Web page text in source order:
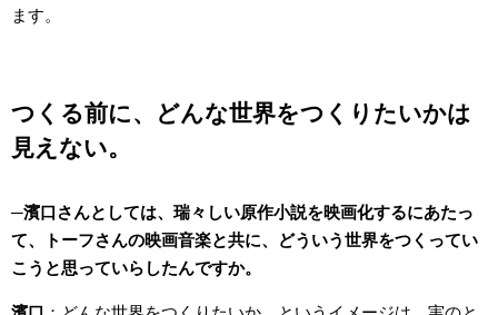
ます。
つくる前に、どんな世界をつくりたいかは
見えない。
濱口さんとしては、瑞々しい原作小説を映画化するにあたっ
て、トーフさんの映画音楽と共に、どういう世界をつくってい
こうと思っていらしたんですか。